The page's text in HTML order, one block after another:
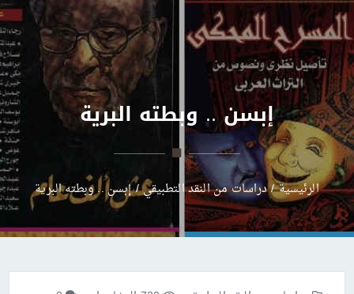
إبسن .. وبطته البرية
الرئيسية/دراسات من النقد التطبيقي/إبسن .. وبطته البرية